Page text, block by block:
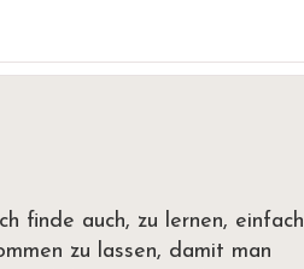
finde auch, zu lernen, einfach
zu lassen, damit man